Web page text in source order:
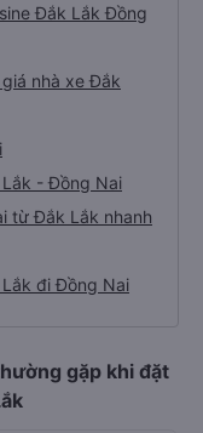
Đắk Lắk Đồng
nhà xe Đắk
- Đồng Nai
từ Đắk Lắk nhanh
đi Đồng Nai
gặp khi đặt